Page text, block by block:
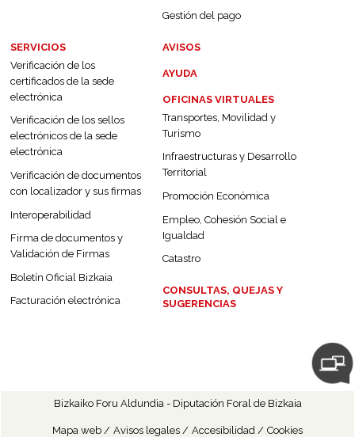
Gestión del pago
SERVICIOS
Verificación de los
certificados de la sede
electrónica
Verificación de los sellos
electrónicos de la sede
electrónica
Verificación de documentos
con localizador y sus firmas
Interoperabilidad
Firma de documentos y
Validación de Firmas
Boletín Oficial Bizkaia
Facturación electrónica
AVISOS
AYUDA
OFICINAS VIRTUALES
Transportes, Movilidad y
Turismo
Infraestructuras y Desarrollo
Territorial
Promoción Económica
Empleo, Cohesión Social e
Igualdad
Catastro
CONSULTAS, QUEJAS Y
SUGERENCIAS
Bizkaiko Foru Aldundia - Diputación Foral de Bizkaia
Mapa web Avisos legales Accesibilidad Cookies